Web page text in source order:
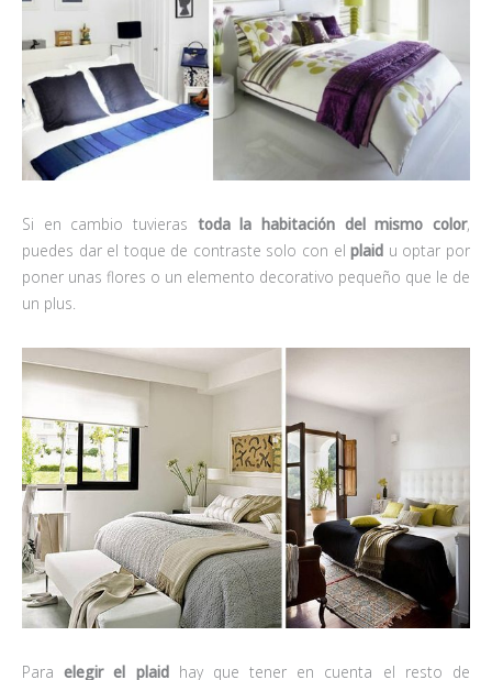
Si en cambio tuvieras toda la habitación del mismo color,
puedes dar el toque de contraste solo con elplaid u optar por
poner unas flores o un elemento decorativo pequeño que le de
un plus.
Paraelegir el plaidhay que tener en cuenta el resto de